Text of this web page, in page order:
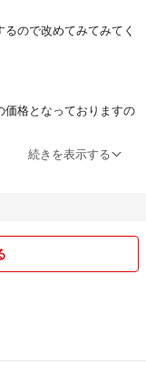
ので改めてみてみてく
格となっておりますの
せていただきますので
続きを表示する